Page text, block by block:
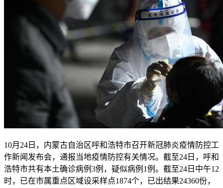
10月24日，内蒙古自治区呼和浩特市召开新冠肺炎疫情防控工
作新闻发布会，通报当地疫情防控有关情况。截至24日，呼和
浩特市共有本土确诊病例3例，疑似病例1例。截至24日中午12
时，已在市属重点区域设采样点1874个，已出结果24360份，